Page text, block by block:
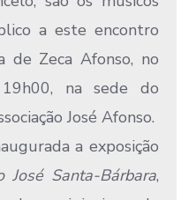
a este encontro
de Zeca Afonso, no
na sede do
José Afonso.
a exposição
José Santa-Bárbara,